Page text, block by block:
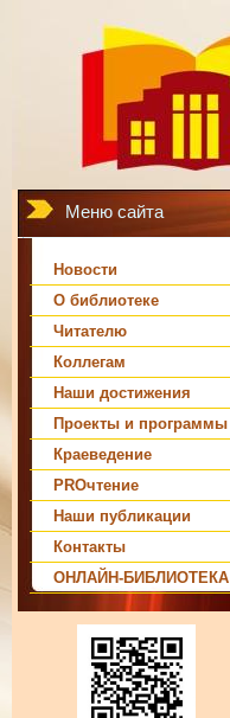
Меню сайта
Новости
О библиотеке
Читателю
Коллегам
Наши достижения
Проекты и программы
Краеведение
PROчтение
Наши публикации
Контакты
ОНЛАЙН-БИБЛИОТЕКА